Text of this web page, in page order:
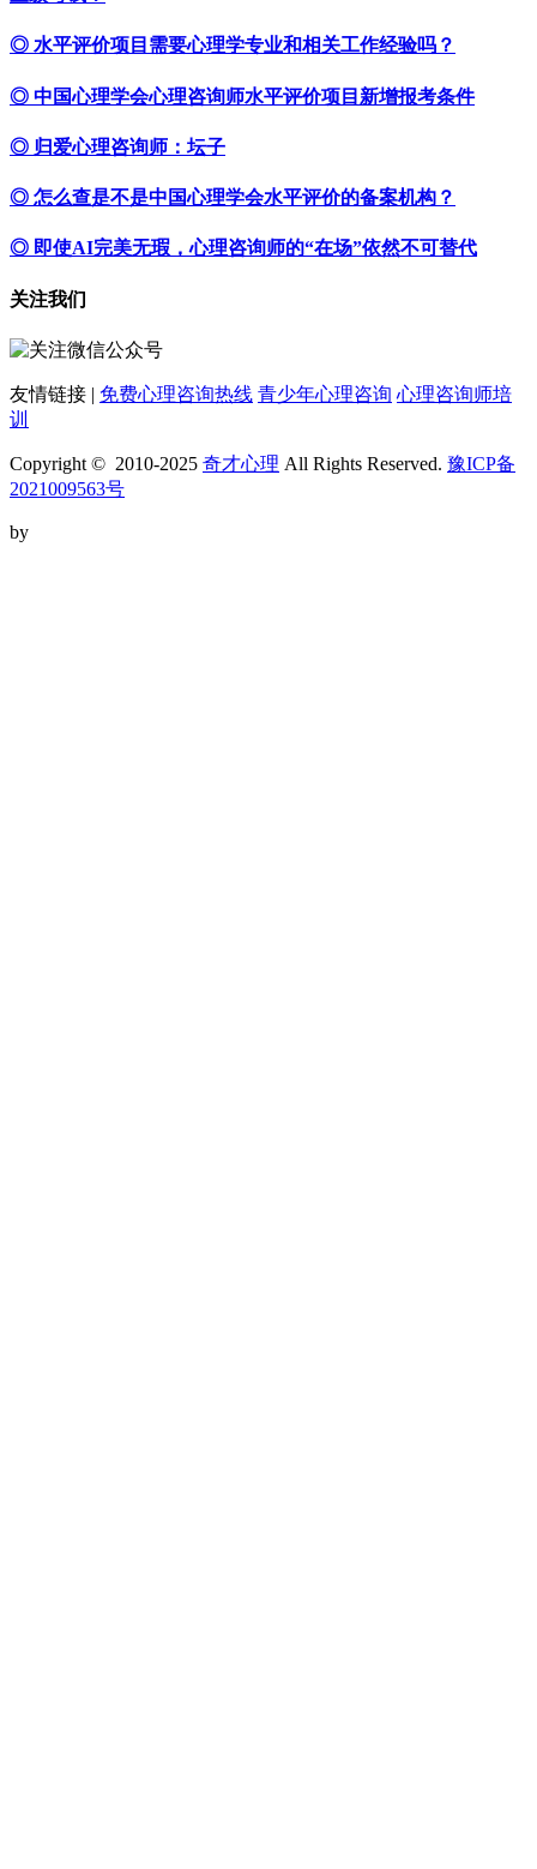
◎ 水平评价项目需要心理学专业和相关工作经验吗？
◎ 中国心理学会心理咨询师水平评价项目新增报考条件
◎ 归爱心理咨询师：坛子
◎ 怎么查是不是中国心理学会水平评价的备案机构？
◎ 即使AI完美无瑕，心理咨询师的“在场”依然不可替代
关注我们
友情链接 | 免费心理咨询热线 青少年心理咨询 心理咨询师培
训
Copyright © 2010-2025 奇才心理 All Rights Reserved. 豫ICP备
2021009563号
by